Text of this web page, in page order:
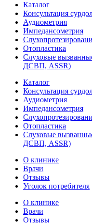
Каталог
Консультация
Аудиометрия
Импедансометрия
Отопластика
Слуховые
ДСВП, ASSR)
Каталог
Консультация
Аудиометрия
Импедансометрия
Отопластика
Слуховые
ДСВП, ASSR)
О клинике
Врачи
Отзывы
Уголок потребителя
О клинике
Врачи
Отзывы